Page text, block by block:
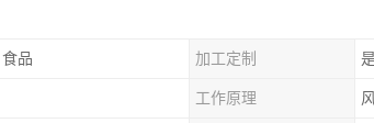
品 加工定制
工作原理